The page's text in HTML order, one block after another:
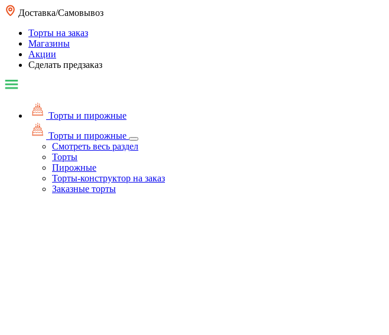
Доставка/Самовывоз
Торты на заказ
Магазины
Акции
Сделать предзаказ
Торты и пирожные
Торты и пирожные
Смотреть весь раздел
Торты
Пирожные
Торты-конструктор на заказ
Заказные торты